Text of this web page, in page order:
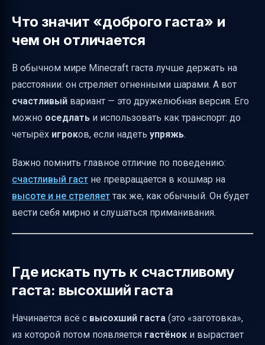
Как «оседлать»: быстрые шаги перед
полётом
Управление во время полёта: что нажимать
Домашняя позиция: почему гаст
«возвращается» и как её поменять
Как лечится счастливый гаст и почему это
важно в выживании
Тонкие моменты: что реально стоит знать
перед тем, как лететь
Короткая таблица: весь путь оседлать
счастливого гаста
Итог
Что значит «доброго гаста» и
чем он отличается
В обычном мире Minecraft гаста лучше держать на
расстоянии: он стреляет огненными шарами. А вот
счастливый вариант — это дружелюбная версия. Его
можно оседлать и использовать как транспорт: до
четырёх игроков, если надеть упряжь.
Важно помнить главное отличие по поведению:
счастливый гаст не превращается в кошмар на
высоте и не стреляет так же, как обычный. Он будет
вести себя мирно и слушаться приманивания.
Где искать путь к счастливому
гаста: высохший гаста
Начинается всё с высохший гаста (это «заготовка»,
из которой потом появляется гастёнок и вырастает